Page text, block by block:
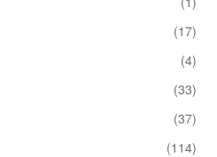
(17)
(4)
(33)
(37)
(114)